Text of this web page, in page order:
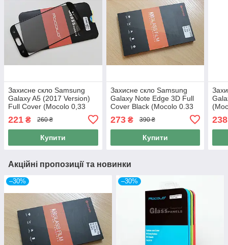
Захисне скло Samsung
Galaxy A5 (2017 Version)
Full Cover (Mocolo 0,33
221 ₴ 260 ₴
Купити
Захисне скло Samsung
Galaxy Note Edge 3D Full
Cover Black (Mocolo 0.33
273₴ 390 ₴
Купити
238
Акційні пропозиції та новинки
–30% –30%